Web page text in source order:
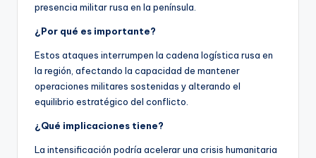
presencia militar rusa en la península.
¿Por qué es importante?
Estos ataques interrumpen la cadena logística rusa en
la región, afectando la capacidad de mantener
operaciones militares sostenidas y alterando el
equilibrio estratégico del conflicto.
¿Qué implicaciones tiene?
La intensificación podría acelerar una crisis humanitaria